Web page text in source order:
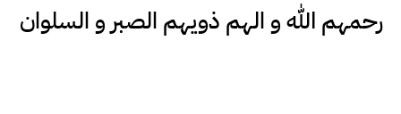
رحمهم الله و الهم ذويهم الصبر و السلوان